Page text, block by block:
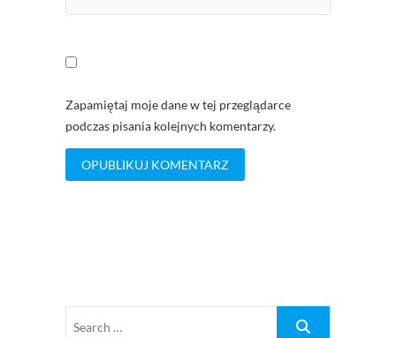
Zapamiętaj moje dane w tej przeglądarce
podczas pisania kolejnych komentarzy.